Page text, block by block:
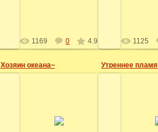
1169 0 4.9 1125
Хозяин океана~ Утреннее пламя